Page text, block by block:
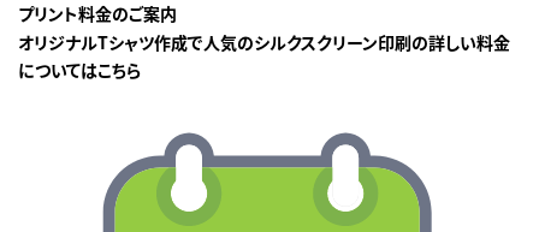
プリント料金のご案内
オリジナルTシャツ作成で人気のシルクスクリーン印刷の詳しい料金
についてはこちら